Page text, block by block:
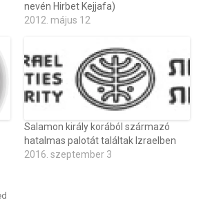
nevén Hirbet Kejjafa)
2012. május 12
Salamon király korából származó
hatalmas palotát találtak Izraelben
2016. szeptember 3